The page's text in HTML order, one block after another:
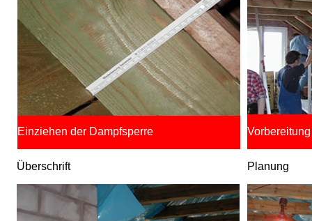
Einziehen der Dampfsperre
Überschrift Planung